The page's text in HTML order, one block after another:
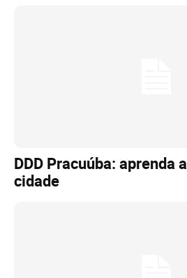
DDD Pracuúba: aprenda
cidade